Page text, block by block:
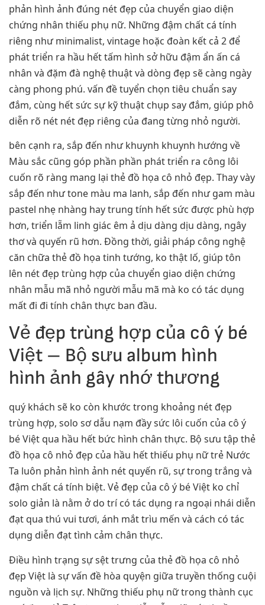
phản hình ảnh đúng nét đẹp của chuyển giao diện
chứng nhân thiếu phụ nữ. Những đậm chất cá tính
riêng như minimalist, vintage hoặc đoàn kết cả 2 để
phát triển ra hầu hết tấm hình sở hữu đậm ẩn ấn cá
nhân và đặm đà nghệ thuật và dòng đẹp sẽ càng ngày
càng phong phú. vấn đề tuyển chọn tiêu chuẩn say
đắm, cùng hết sức sự kỹ thuật chụp say đắm, giúp phô
diễn rõ nét nét đẹp riêng của đang từng nhỏ người.
bên cạnh ra, sắp đến như khuynh khuynh hướng về
Màu sắc cũng góp phần phần phát triển ra công lôi
cuốn rõ ràng mang lại thẻ đồ họa cô nhỏ đẹp. Thay vày
sắp đến như tone màu ma lanh, sắp đến như gam màu
pastel nhẹ nhàng hay trung tính hết sức được phù hợp
hơn, triển lẵm linh giác êm ả dịu dàng dịu dàng, ngây
thơ và quyến rũ hơn. Đồng thời, giải pháp công nghệ
căn chữa thẻ đồ họa tinh tướng, ko thật lố, giúp tôn
lên nét đẹp trùng hợp của chuyển giao diện chứng
nhân mẫu mã nhỏ người mẫu mã mà ko có tác dụng
mất đi đi tính chân thực ban đầu.
Vẻ đẹp trùng hợp của cô ý bé
Việt – Bộ sưu album hình
hình ảnh gây nhớ thương
quý khách sẽ ko còn khước trong khoảng nét đẹp
trùng hợp, solo sơ dẫu nạm đầy sức lôi cuốn của cô ý
bé Việt qua hầu hết bức hình chân thực. Bộ sưu tập thẻ
đồ họa cô nhỏ đẹp của hầu hết thiếu phụ nữ trẻ Nước
Ta luôn phản hình ảnh nét quyến rũ, sự trong trắng và
đậm chất cá tính biệt. Vẻ đẹp của cô ý bé Việt ko chỉ
solo giản là nằm ở do trí có tác dụng ra ngoại nhái diễn
đạt qua thú vui tươi, ánh mắt trìu mến và cách có tác
dụng diễn đạt tình cảm chân thực.
Điều hình trạng sự sệt trưng của thẻ đồ họa cô nhỏ
đẹp Việt là sự vấn đề hòa quyện giữa truyền thống cuội
nguồn và lịch sự. Những thiếu phụ nữ trong thành cục